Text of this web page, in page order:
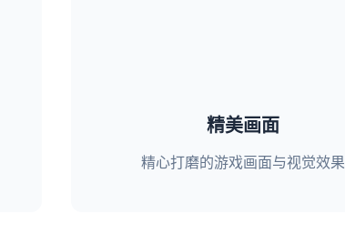
精美画面
精心打磨的游戏画面与视觉效果